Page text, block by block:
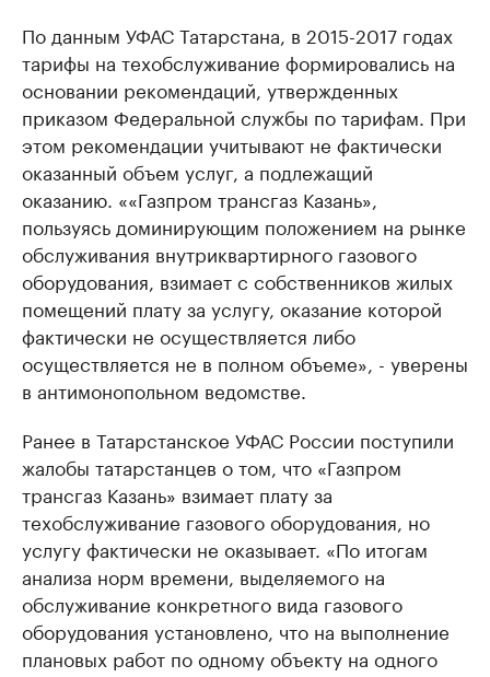
По данным УФАС Татарстана, в 2015-2017 годах
тарифы на техобслуживание формировались на
основании рекомендаций, утвержденных
приказом Федеральной службы по тарифам. При
этом рекомендации учитывают не фактически
оказанный объем услуг, а подлежащий
оказанию. ««Газпром трансгаз Казань»,
пользуясь доминирующим положением на рынке
обслуживания внутриквартирного газового
оборудования, взимает с собственников жилых
помещений плату за услугу, оказание которой
фактически не осуществляется либо
осуществляется не в полном объеме», - уверены
в антимонопольном ведомстве.
Ранее в Татарстанское УФАС России поступили
жалобы татарстанцев о том, что «Газпром
трансгаз Казань» взимает плату за
техобслуживание газового оборудования, но
услугу фактически не оказывает. «По итогам
анализа норм времени, выделяемого на
обслуживание конкретного вида газового
оборудования установлено, что на выполнение
плановых работ по одному объекту на одного